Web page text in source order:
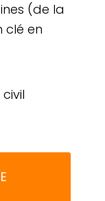
(de la
clé en